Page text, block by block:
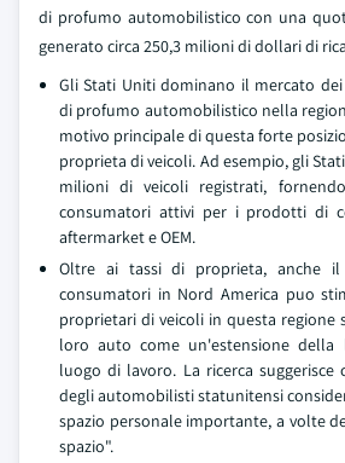
di profumo automobilistico con una
generato circa 250,3 milioni di dollari di
Gli Stati Uniti dominano il mercato
di profumo automobilistico nella
motivo principale di questa forte
proprieta di veicoli. Ad esempio, gli
milioni di veicoli registrati,
consumatori attivi per i prodotti di
aftermarket e OEM.
Oltre ai tassi di proprieta, anche il
consumatori in Nord America puo
proprietari di veicoli in questa regione
loro auto come un'estensione
luogo di lavoro. La ricerca
degli automobilisti statunitensi
spazio personale importante, a volte
spazio".